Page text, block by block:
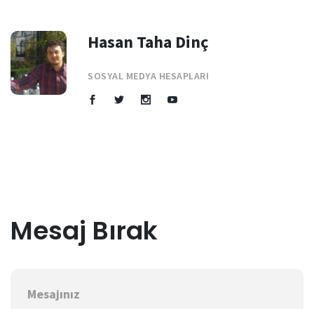
Hasan Taha Dinç
SOSYAL MEDYA HESAPLARI
Mesaj Bırak